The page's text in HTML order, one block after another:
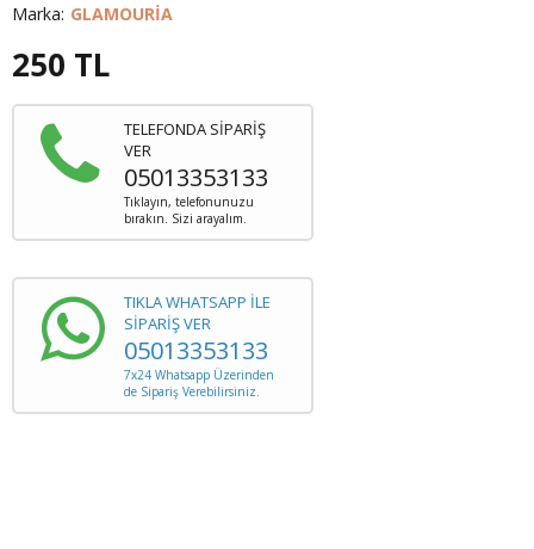
Marka: GLAMOURİA
250 TL
TELEFONDA SİPARİŞ
VER
05013353133
Tıklayın, telefonunuzu
bırakın. Sizi arayalım.
TIKLA WHATSAPP İLE
SİPARİŞ VER
05013353133
7x24 Whatsapp Üzerinden
de Sipariş Verebilirsiniz.